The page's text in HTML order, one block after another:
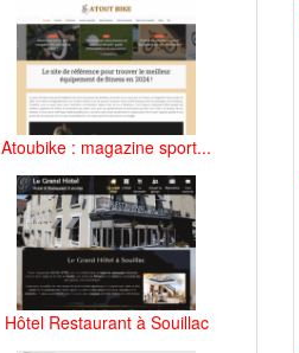
Atoubike : magazine sport...
Hôtel Restaurant à Souillac